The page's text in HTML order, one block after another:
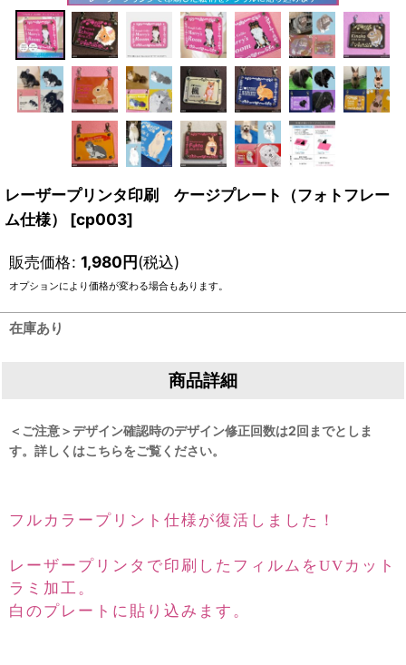
レーザープリンタ印刷 ケージプレート（フォトフレー
ム仕様）
[cp003]
販売価格: 1,980円(税込)
オプションにより価格が変わる場合もあります。
在庫あり
商品詳細
＜ご注意＞デザイン確認時のデザイン修正回数は2回までとしま
す。詳しくはこちらをご覧ください。
フルカラープリント仕様が復活しました！
レーザープリンタで印刷したフィルムをUVカット
ラミ加工。
白のプレートに貼り込みます。